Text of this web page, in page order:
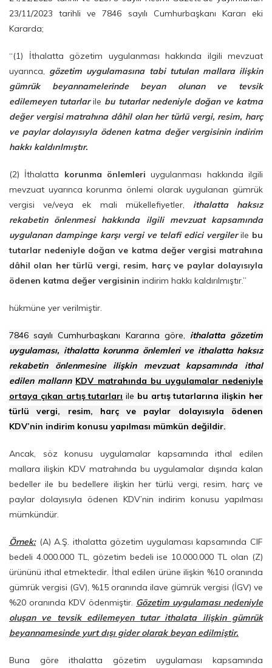
23/11/2023 tarihli ve 7846 sayılı Cumhurbaşkanı Kararı eki
Kararda;
“(1) İthalatta gözetim uygulanması hakkında ilgili mevzuat
uyarınca, gözetim uygulamasına tabi tutulan mallara ilişkin
gümrük beyannamelerinde beyan olunan ve tevsik
edilemeyen tutarlarile bu tutarlar nedeniyle doğan ve katma
değer vergisi matrahına dâhil olan her türlü vergi, resim, harç
ve paylar dolayısıyla ödenen katma değer vergisinin indirim
hakkı kaldırılmıştır.
(2) İthalatta korunma önlemleri uygulanması hakkında ilgili
mevzuat uyarınca korunma önlemi olarak uygulanan gümrük
vergisi ve/veya ek mali mükellefiyetler, ithalatta haksız
rekabetin önlenmesi hakkında ilgili mevzuat kapsamında
uygulanan dampinge karşı vergi ve telafi edici vergilerile bu
tutarlar nedeniyle doğan ve katma değer vergisi matrahına
dâhil olan her türlü vergi, resim, harç ve paylar dolayısıyla
ödenen katma değer vergisinin indirim hakkı kaldırılmıştır.”
hükmüne yer verilmiştir.
7846 sayılı Cumhurbaşkanı Kararına göre, ithalatta gözetim
uygulaması, ithalatta korunma önlemleri ve ithalatta haksız
rekabetin önlenmesine ilişkin mevzuat kapsamında ithal
edilen malların KDV matrahında bu uygulamalar nedeniyle
ortaya çıkan artış tutarları ile bu artış tutarlarına ilişkin her
türlü vergi, resim, harç ve paylar dolayısıyla ödenen
KDV’nin indirim konusu yapılması mümkün değildir.
Ancak, söz konusu uygulamalar kapsamında ithal edilen
mallara ilişkin KDV matrahında bu uygulamalar dışında kalan
bedeller ile bu bedellere ilişkin her türlü vergi, resim, harç ve
paylar dolayısıyla ödenen KDV’nin indirim konusu yapılması
mümkündür.
Örnek:(A) A.Ş. ithalatta gözetim uygulaması kapsamında CIF
bedeli 4.000.000 TL, gözetim bedeli ise 10.000.000 TL olan (Z)
ürününü ithal etmektedir. İthal edilen ürüne ilişkin %10 oranında
gümrük vergisi (GV), %15 oranında ilave gümrük vergisi (İGV) ve
%20 oranında KDV ödenmiştir. Gözetim uygulaması nedeniyle
oluşan ve tevsik edilemeyen tutar ithalata ilişkin gümrük
beyannamesinde yurt dışı gider olarak beyan edilmiştir.
Buna göre ithalatta gözetim uygulaması kapsamında